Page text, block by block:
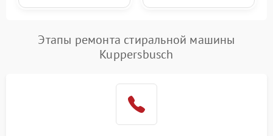
Этапы ремонта стиральной машины
Kuppersbusch